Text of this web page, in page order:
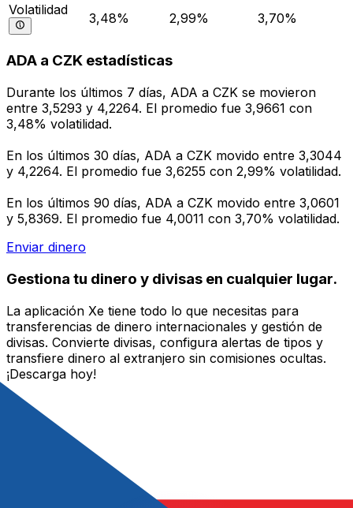
Volatilidad
3,48% 2,99% 3,70%
ADA a CZK estadísticas
Durante los últimos 7 días, ADA a CZK se movieron
entre 3,5293 y 4,2264. El promedio fue 3,9661 con
3,48% volatilidad.
En los últimos 30 días, ADA a CZK movido entre 3,3044
y 4,2264. El promedio fue 3,6255 con 2,99% volatilidad.
En los últimos 90 días, ADA a CZK movido entre 3,0601
y 5,8369. El promedio fue 4,0011 con 3,70% volatilidad.
Enviar dinero
Gestiona tu dinero y divisas en cualquier lugar.
La aplicación Xe tiene todo lo que necesitas para
transferencias de dinero internacionales y gestión de
divisas. Convierte divisas, configura alertas de tipos y
transfiere dinero al extranjero sin comisiones ocultas.
¡Descarga hoy!